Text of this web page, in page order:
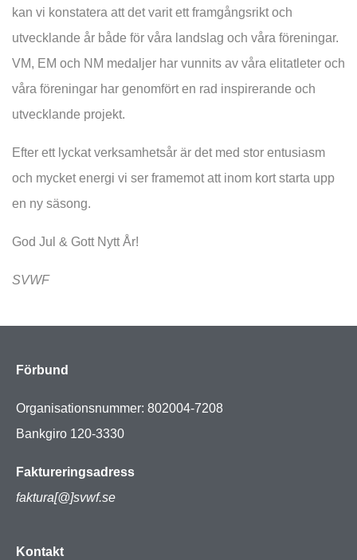
kan vi konstatera att det varit ett framgångsrikt och
utvecklande år både för våra landslag och våra föreningar.
VM, EM och NM medaljer har vunnits av våra elitatleter och
våra föreningar har genomfört en rad inspirerande och
utvecklande projekt.
Efter ett lyckat verksamhetsår är det med stor entusiasm
och mycket energi vi ser framemot att inom kort starta upp
en ny säsong.
God Jul & Gott Nytt År!
SVWF
Förbund
Organisationsnummer: 802004-7208
Bankgiro 120-3330
Faktureringsadress
faktura[@]svwf.se
Kontakt